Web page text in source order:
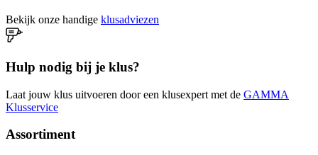
Bekijk onze handige klusadviezen
Hulp nodig bij je klus?
Laat jouw klus uitvoeren door een klusexpert met de GAMMA
Klusservice
Assortiment